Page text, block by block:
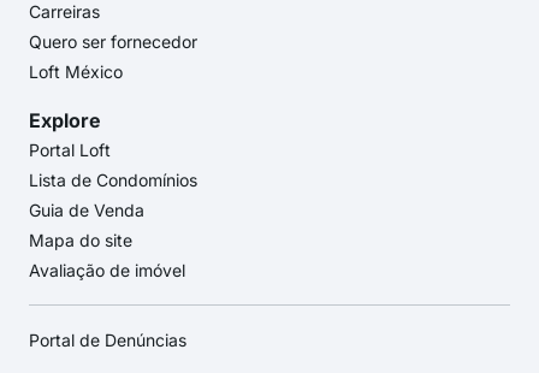
Carreiras
Quero ser fornecedor
Loft México
Explore
Portal Loft
Lista de Condomínios
Guia de Venda
Mapa do site
Avaliação de imóvel
Portal de Denúncias